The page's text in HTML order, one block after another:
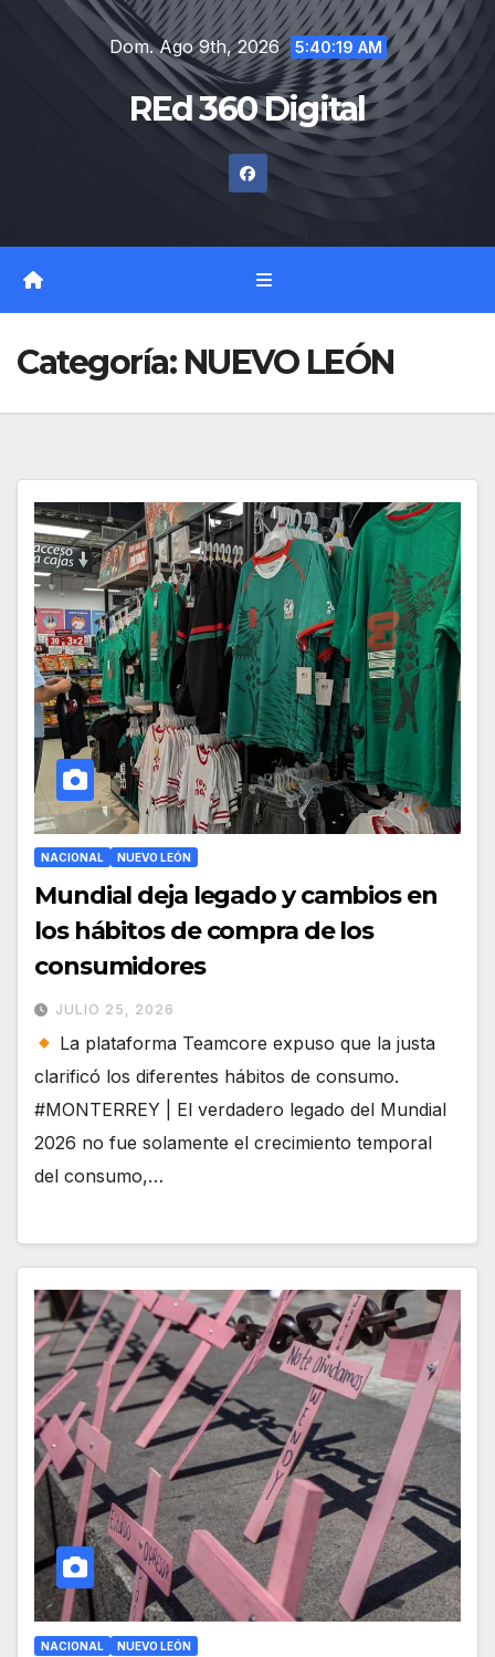
Dom. Ago 9th, 2026 5:40:20 AM
REd 360 Digital
Categoría: NUEVO LEÓN
NACIONAL NUEVO LEÓN
Mundial deja legado y cambios en
los hábitos de compra de los
consumidores
JULIO 25, 2026
La plataforma Teamcore expuso que la justa
clarificó los diferentes hábitos de consumo.
#MONTERREY | El verdadero legado del Mundial
2026 no fue solamente el crecimiento temporal
del consumo,…
NACIONAL NUEVO LEÓN